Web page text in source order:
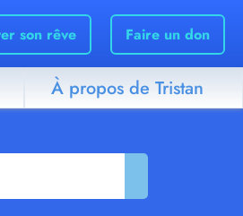
son rêve Faire un don
À propos de Tristan